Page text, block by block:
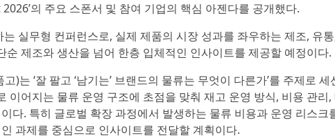
의 주요 스폰서 및 참여 기업의 핵심 아젠다를 공개했다.
실무형 컨퍼런스로, 실제 제품의 시장 성과를 좌우하는 제조, 유
제조와 생산을 넘어 한층 입체적인 인사이트를 제공할 예정이다.
)는 ‘잘 팔고 ‘남기는’ 브랜드의 물류는 무엇이 다른가’를 주제로
이어지는 물류 운영 구조에 초점을 맞춰 재고 운영 방식, 비용 관리,
다. 특히 글로벌 확장 과정에서 발생하는 물류 비용과 운영 리스크
과제를 중심으로 인사이트를 전달할 계획이다.